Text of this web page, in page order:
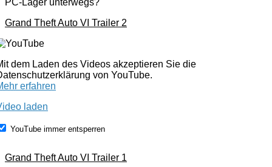
Grand Theft Auto VI Trailer 2
dem Laden des Videos akzeptieren Sie die
von YouTube.
erfahren
laden
YouTube immer entsperren
Grand Theft Auto VI Trailer 1